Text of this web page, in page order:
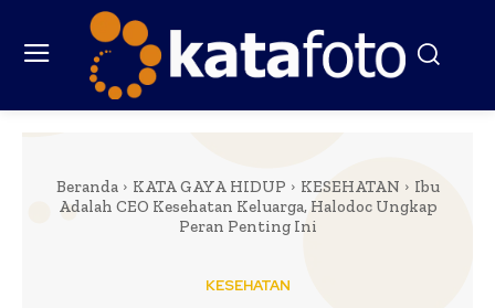
Beranda KATA GAYA HIDUP KESEHATAN
Ibu
Adalah CEO Kesehatan Keluarga, Halodoc Ungkap
Peran Penting Ini
KESEHATAN